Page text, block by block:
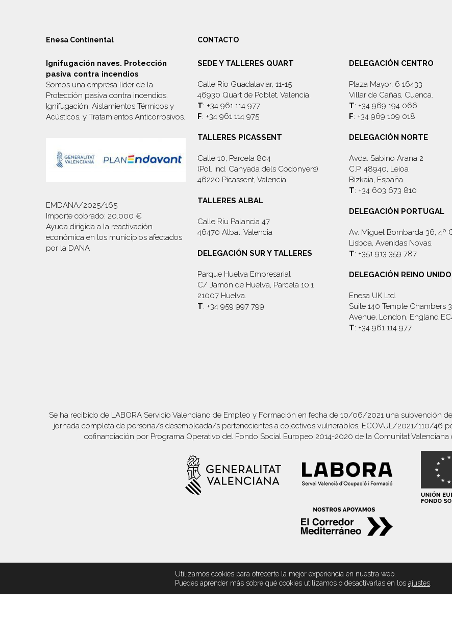
Enesa Continental
Ignifugación naves. Protección
pasiva contra incendios
Somos una empresa líder de la
Protección pasiva contra incendios.
Ignifugación, Aislamientos Térmicos y
Acústicos, y Tratamientos Anticorrosivos.
EMDANA/2025/165
Importe cobrado: 20.000 €
Ayuda dirigida a la reactivación
económica en los municipios afectados
por la DANA
CONTACTO
SEDE Y TALLERES QUART
Calle Rio Guadalaviar, 11-15
46930 Quart de Poblet, Valencia.
T: +34 961 114 977
F: +34 961 114 975
TALLERES PICASSENT
Calle 10, Parcela 804
(Pol. Ind. Canyada dels Codonyers)
46220 Picassent, Valencia
TALLERES ALBAL
Calle Riu Palancia 47
46470 Albal, Valencia
DELEGACIÓN SUR Y TALLERES
Parque Huelva Empresarial
C/ Jamón de Huelva, Parcela 10.1
21007 Huelva.
T: +34 959 997 799
DELEGACIÓN CENTRO
Plaza Mayor, 6 16433
Villar de Cañas, Cuenca.
T: +34 969 194 066
F: +34 969 109 018
DELEGACIÓN NORTE
Avda. Sabino Arana 2
C.P. 48940, Leioa
Bizkaia, España
T: +34 603 673 810
DELEGACIÓN PORTUGAL
Av. Miguel Bombarda 36, 4º
Lisboa, Avenidas Novas.
T: +351 913 359 787
DELEGACIÓN REINO UNIDO
Enesa UK Ltd.
Suite 140 Temple Chambers
Avenue, London, England
T: +34 961 114 977
Se ha recibido de LABORA Servicio Valenciano de Empleo y Formación en fecha de 10/06/2021 una subvención
jornada completa de persona/s desempleada/s pertenecientes a colectivos vulnerables, ECOVUL/2021/110/46
cofinanciación por Programa Operativo del Fondo Social Europeo 2014-2020 de la Comunitat
Utilizamos cookies para ofrecerte la mejor experiencia en nuestra web.
Puedes aprender más sobre qué cookies utilizamos o desactivarlas en los ajustes.